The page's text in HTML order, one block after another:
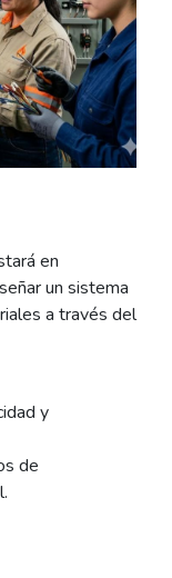
en
un sistema
a través del
y
de